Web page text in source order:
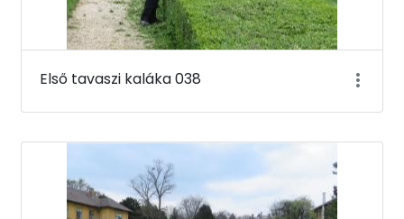
Első tavaszi kaláka 038